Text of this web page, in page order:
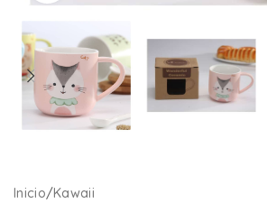
Inicio/Kawaii